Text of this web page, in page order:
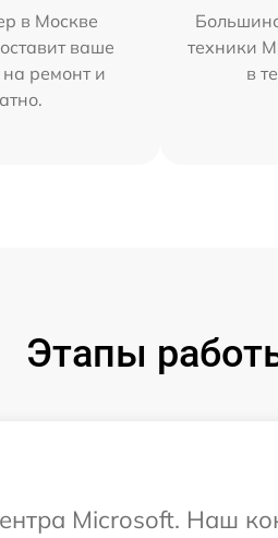
в Москве
ваше
на ремонт и
техники
в
Этапы
Microsoft. Наш